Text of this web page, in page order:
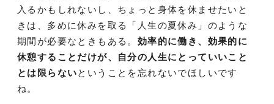
入るかもしれないし、ちょっと身体を休ませたいと
きは、多めに休みを取る「人生の夏休み」のような
期間が必要なときもある。 効率的に働き、効果的に
休憩することだけが、自分の人生にとっていいこと
とは限らないということを忘れないでほしいです
ね。